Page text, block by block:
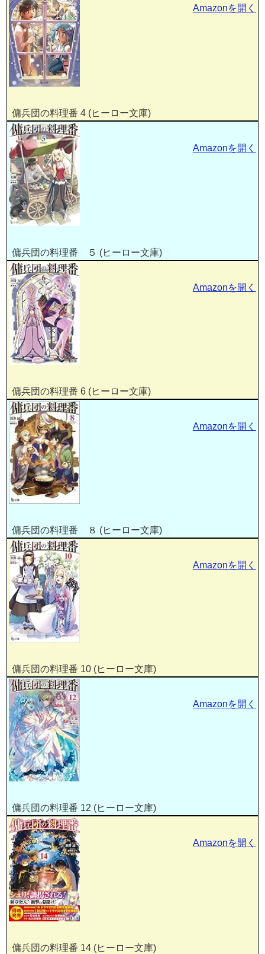
傭兵団の料理番 4 (ヒーロー文庫)
Amazonを開く
傭兵団の料理番 ５ (ヒーロー文庫)
Amazonを開く
傭兵団の料理番 6 (ヒーロー文庫)
Amazonを開く
傭兵団の料理番 ８ (ヒーロー文庫)
Amazonを開く
傭兵団の料理番 10 (ヒーロー文庫)
Amazonを開く
傭兵団の料理番 12 (ヒーロー文庫)
Amazonを開く
傭兵団の料理番 14 (ヒーロー文庫)
Amazonを開く